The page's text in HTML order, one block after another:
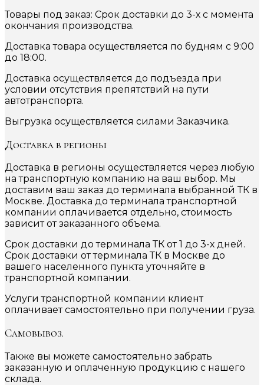
Товары под заказ: Срок доставки до 3-х с момента
окончания производства.
Доставка товара осуществляется по будням с 9:00
до 18:00.
Доставка осуществляется до подъезда при
условии отсутствия препятствий на пути
автотранспорта.
Выгрузка осуществляется силами Заказчика.
Доставка в регионы
Доставка в регионы осуществляется через любую
на транспортную компанию на ваш выбор. Мы
доставим ваш заказ до терминала выбранной ТК в
Москве. Доставка до терминала транспортной
компании оплачивается отдельно, стоимость
зависит от заказанного объема.
Срок доставки до терминала ТК от 1 до 3-х дней.
Срок доставки от терминала ТК в Москве до
вашего населенного пункта уточняйте в
транспортной компании.
Услуги транспортной компании клиент
оплачивает самостоятельно при получении груза.
Самовывоз.
Также вы можете самостоятельно забрать
заказанную и оплаченную продукцию с нашего
склада.